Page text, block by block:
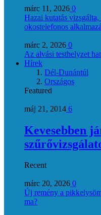
márc 11, 2026 0
Hazai kutatás
okostelefonos
márc 2, 2026 0
Az alvási testhelyzet
Hírek
Dél-Dunántúl
Országos
Featured
máj 21, 2014 6
Kevesebben
Recent
márc 20, 2026 0
Új remény a
ma?